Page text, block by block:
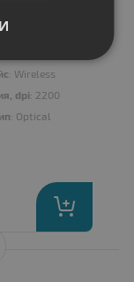
за
: Wireless
dpi: 2200 dpi
: Optical